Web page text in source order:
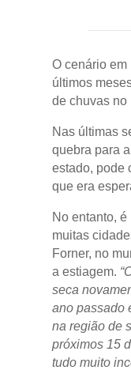
O cenário
últimos
de chuvas no
Nas últimas
quebra para
estado, pode
que era
No entanto,
muitas
Forner, no
a estiagem.
seca
ano passado
na região de
próximos 15
tudo muito